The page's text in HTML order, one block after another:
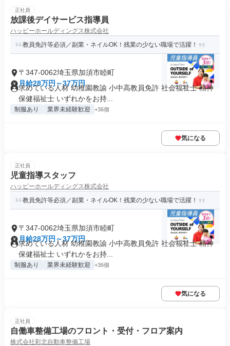
正社員
放課後デイサービス指導員
ハッピーホールディングス株式会社
教員免許等必須／副業・ネイルOK！残業の少ない職場で活躍！
〒347-0062埼玉県加須市睦町
月給28万円～37万円
求めている人材 幼稚園教諭 小中高教員免許 社会福祉士 精神
保健福祉士 いずれかをお持...
制服あり 業界未経験歓迎 +36個
気になる
正社員
児童指導スタッフ
ハッピーホールディングス株式会社
教員免許等必須／副業・ネイルOK！残業の少ない職場で活躍！
〒347-0062埼玉県加須市睦町
月給28万円～37万円
求めている人材 幼稚園教諭 小中高教員免許 社会福祉士 精神
保健福祉士 いずれかをお持...
制服あり 業界未経験歓迎 +36個
気になる
正社員
自働車整備工場のフロント・受付・フロア案内
株式会社彩北自動車整備工場